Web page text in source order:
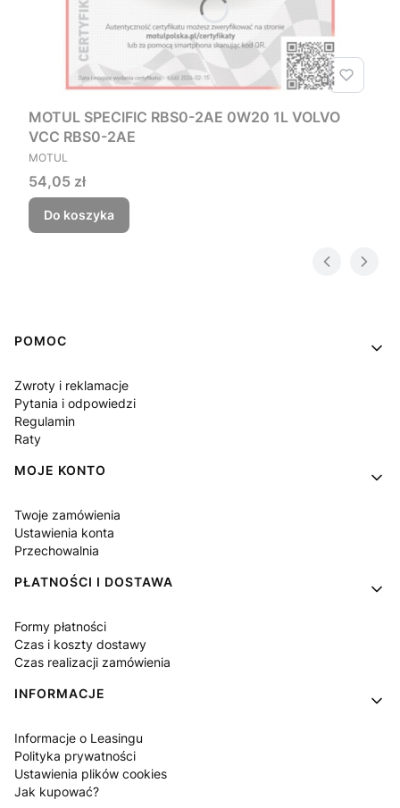
MOTUL SPECIFIC RBS0-2AE 0W20 1L VOLVO
VCC RBS0-2AE
PRODUCENT
MOTUL
Cena
54,05 zł
Do koszyka
Linki w stopce
POMOC
Zwroty i reklamacje
Pytania i odpowiedzi
Regulamin
Raty
MOJE KONTO
Twoje zamówienia
Ustawienia konta
Przechowalnia
PŁATNOŚCI I DOSTAWA
Formy płatności
Czas i koszty dostawy
Czas realizacji zamówienia
INFORMACJE
Informacje o Leasingu
Polityka prywatności
Ustawienia plików cookies
Jak kupować?